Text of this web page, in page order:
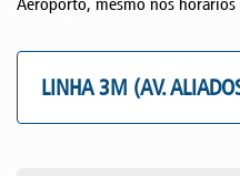
LINHA 3M (AV.